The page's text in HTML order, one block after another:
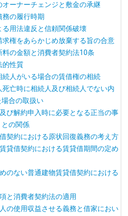
オーナーチェンジと敷金の承継
務の履行時期
る用法違反と信頼関係破壊
求権をあらかじめ放棄する旨の合意
料の金額と消費者契約法10条
的性質
続人がいる場合の賃借権の相続
死亡時に相続人及び相続人でない内
合の取扱い
び解約申入時に必要となる正当の事
の関係
契約における原状回復義務の考え方
貸借契約における賃貸借期間の定め
のない普通建物賃貸借契約における
と消費者契約法の適用
の使用収益させる義務と借家におい